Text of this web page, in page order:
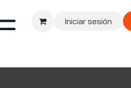
Iniciar sesión